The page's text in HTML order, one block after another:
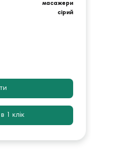
масажери
сірий
1 клік